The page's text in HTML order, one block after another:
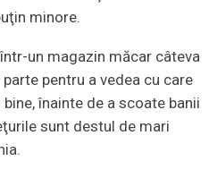
minore.
un magazin măcar câteva
pentru a vedea cu care
înainte de a scoate banii
sunt destul de mari